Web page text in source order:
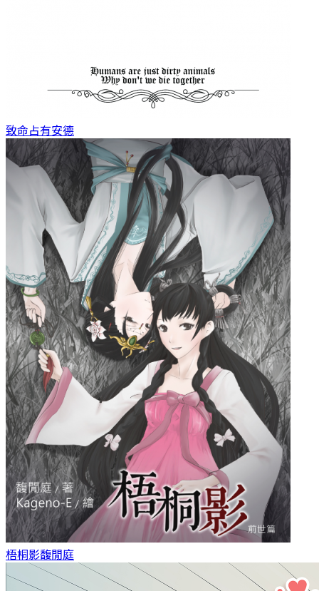
致命占有安德
梧桐影馥閒庭